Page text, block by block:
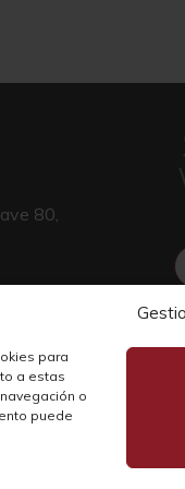
para
a estas
o
puede
80,